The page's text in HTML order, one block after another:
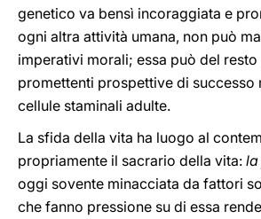
genetico va bensì incoraggiata e
ogni altra attività umana, non può
imperativi morali; essa può del
promettenti prospettive di successo
cellule staminali adulte.
La sfida della vita ha luogo al
propriamente il sacrario della vita:
oggi sovente minacciata da fattori
che fanno pressione su di essa